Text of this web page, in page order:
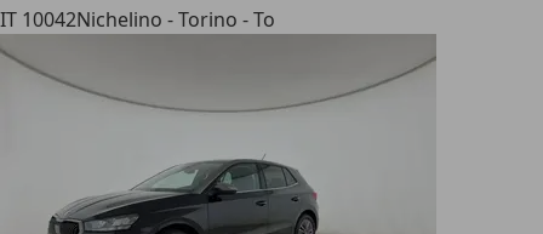
IT 10042Nichelino - Torino - To